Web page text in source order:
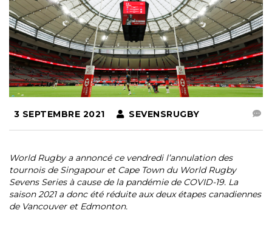
3 SEPTEMBRE 2021 SEVENSRUGBY
World Rugby a annoncé ce vendredi l’annulation des
tournois de Singapour et Cape Town du World Rugby
Sevens Series à cause de la pandémie de COVID-19. La
saison 2021 a donc été réduite aux deux étapes canadiennes
de Vancouver et Edmonton.